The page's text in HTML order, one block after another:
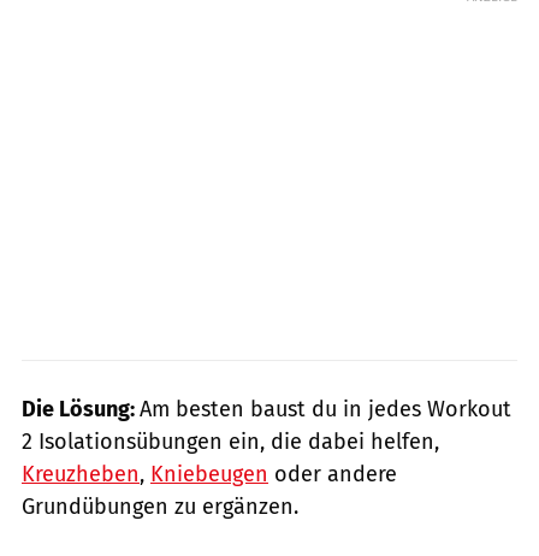
Die Lösung:Am besten baust du in jedes Workout
2 Isolationsübungen ein, die dabei helfen,
Kreuzheben, Kniebeugen oder andere
Grundübungen zu ergänzen.